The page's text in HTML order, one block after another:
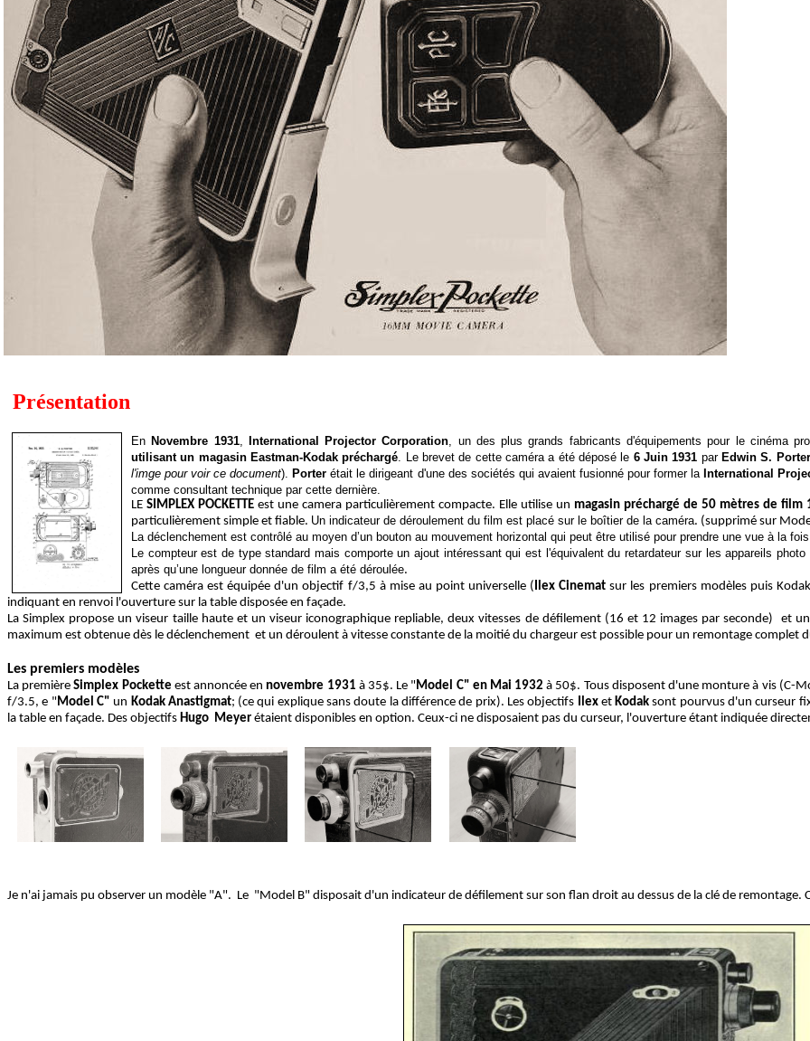
Présentation
En Novembre 1931, International Projector Corporation , un des plus grands fabricants d'équipements pour le cinéma
utilisant un magasin Eastman-Kodak préchargé . Le brevet de cette caméra a été déposé le 6 Juin 1931 par Edwin S. Porter
l'imge pour voir ce document). Porter était le dirigeant d'une des sociétés qui avaient fusionné pour former la International
comme consultant technique par cette dernière.
LE SIMPLEX POCKETTE est une camera particulièrement compacte. Elle utilise un magasin préchargé de 50 mètres de film
particulièrement simple et fiable. Un indicateur de déroulement du film est placé sur le boîtier de la caméra. (supprimé sur
La déclenchement est contrôlé au moyen d’un bouton au mouvement horizontal qui peut être utilisé pour prendre une vue à la
Le compteur est de type standard mais comporte un ajout intéressant qui est l'équivalent du retardateur sur les appareils
après qu’une longueur donnée de film a été déroulée.
Cette caméra est équipée d'un objectif f/3,5 à mise au point universelle (
Ilex Cinemat sur les premiers modèles puis
indiquant en renvoi l'ouverture sur la table disposée en façade.
La Simplex propose un viseur taille haute et un viseur iconographique repliable, deux vitesses de défilement (16 et 12 images par seconde) et
maximum est obtenue dès le déclenchement et un déroulent à vitesse constante de la moitié du chargeur est possible pour un remontage complet
Les premiers modèles
La premièreSimplex Pockette est annoncée ennovembre 1931 à 35$. Le " Model C" en Mai 1932 à 50$. Tous disposent d'une monture à vis (C-
f/3.5, e " Model C" un Kodak Anastigmat; (ce qui explique sans doute la différence de prix). Les objectifs Ilexet Kodak sont pourvus d'un curseur
la table en façade. Des objectifs Hugo Meyer étaient disponibles en option. Ceux-ci ne disposaient pas du curseur, l'ouverture étant indiquée
Je n'ai jamais pu observer un modèle "A". Le "Model B" disposait d'un indicateur de défilement sur son flan droit au dessus de la clé de